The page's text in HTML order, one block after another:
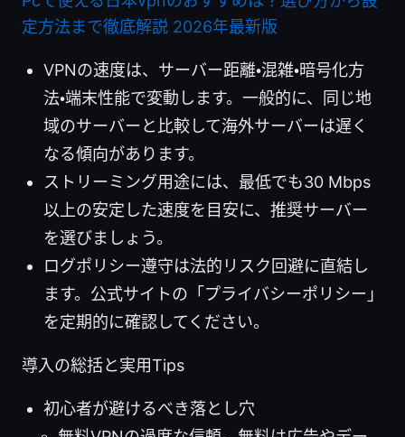
定方法まで徹底解説 2026年最新版
VPNの速度は、サーバー距離・混雑・暗号化方
法・端末性能で変動します。一般的に、同じ地
域のサーバーと比較して海外サーバーは遅く
なる傾向があります。
ストリーミング用途には、最低でも30 Mbps
以上の安定した速度を目安に、推奨サーバー
を選びましょう。
ログポリシー遵守は法的リスク回避に直結し
ます。公式サイトの「プライバシーポリシー」
を定期的に確認してください。
導入の総括と実用Tips
初心者が避けるべき落とし穴